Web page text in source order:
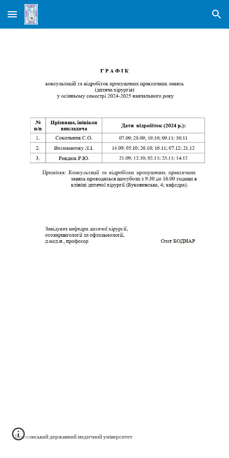
Skip to main content Skip to navigation
Буковинський державний медичний університет